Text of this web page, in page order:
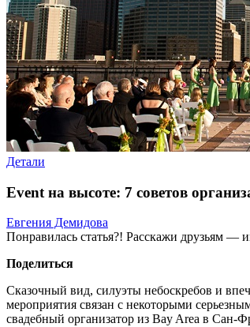
Детали
Event на высоте: 7 советов
Евгения Демидова
Понравилась статья?! Расскажи друзьям —
Поделиться
Сказочный вид, силуэты небоскребов и
мероприятия связан с некоторыми
свадебный организатор из Bay Area в Сан-